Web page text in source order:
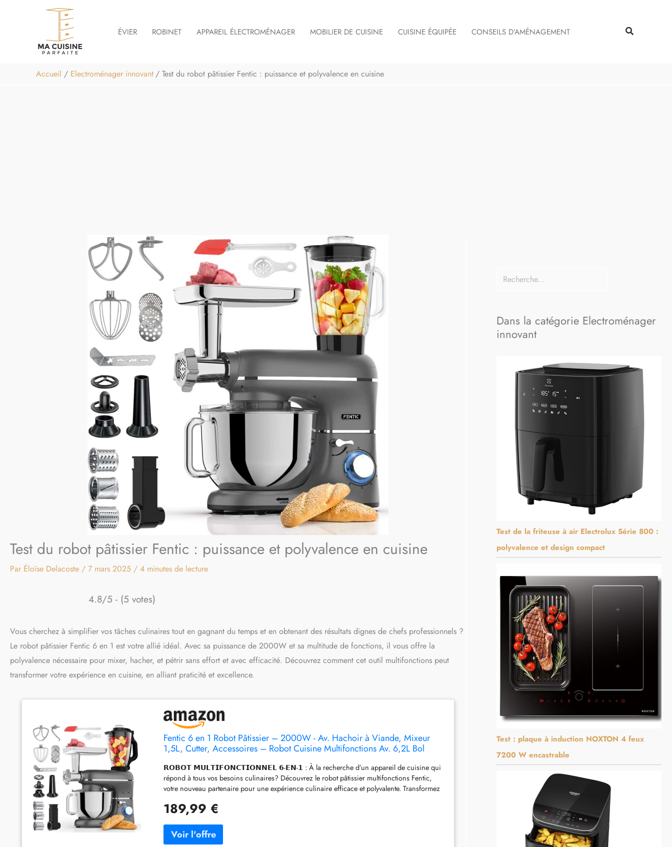
ÉVIER ROBINET APPAREIL ÉLECTROMÉNAGER MOBILIER DE CUISINE CUISINE ÉQUIPÉE CONSEILS D’AMÉNAGEMENT Rechercher
Accueil Electroménager innovant Test du robot pâtissier Fentic : puissance et polyvalence en cuisine
Test du robot pâtissier Fentic : puissance et polyvalence en cuisine
Par Éloïse Delacoste / 7 mars 2025 / 4 minutes de lecture
4.8/5 - (5 votes)
Vous cherchez à simplifier vos tâches culinaires tout en gagnant du temps et en obtenant des résultats dignes de chefs professionnels ?
Le robot pâtissier Fentic 6 en 1 est votre allié idéal. Avec sa puissance de 2000W et sa multitude de fonctions, il vous offre la
polyvalence nécessaire pour mixer, hacher, et pétrir sans effort et avec efficacité. Découvrez comment cet outil multifonctions peut
transformer votre expérience en cuisine, en alliant praticité et excellence.
Fentic 6 en 1 Robot Pâtissier – 2000W - Av. Hachoir à Viande, Mixeur
1,5L, Cutter, Accessoires – Robot Cuisine Multifonctions Av. 6,2L Bol
𝗥𝗢𝗕𝗢𝗧 𝗠𝗨𝗟𝗧𝗜𝗙𝗢𝗡𝗖𝗧𝗜𝗢𝗡𝗡𝗘𝗟 𝟲-𝗘𝗡-𝟭 : À la recherche d’un appareil de cuisine qui
répond à tous vos besoins culinaires? Découvrez le robot pâtissier multifonctions Fentic,
votre nouveau partenaire pour une expérience culinaire efficace et polyvalente. Transformez
𝗠É𝗟𝗔𝗡𝗚𝗘𝗨𝗥 𝗗𝗘 𝟲,𝟮𝗟 𝗘𝗡 𝗔𝗖𝗜𝗘𝗥 𝗜𝗡𝗢𝗫𝗬𝗗𝗔𝗕𝗟𝗘 𝗔𝗩𝗘𝗖 𝟯 𝗔𝗖𝗖𝗘𝗦𝗦𝗢𝗜𝗥𝗘𝗦 : Le
avec un fouet, un crochet pétrisseur et un batteur plat. Un couvercle anti-projection est fixé
au-dessus du bol, avec une ouverture de remplissage pour que vous puissiez ajouter des
189,99 €
Dans la catégorie Electroménager
innovant
Test de la friteuse à air Electrolux Série 800 :
polyvalence et design compact
Test : plaque à induction NOXTON 4 feux
7200 W encastrable